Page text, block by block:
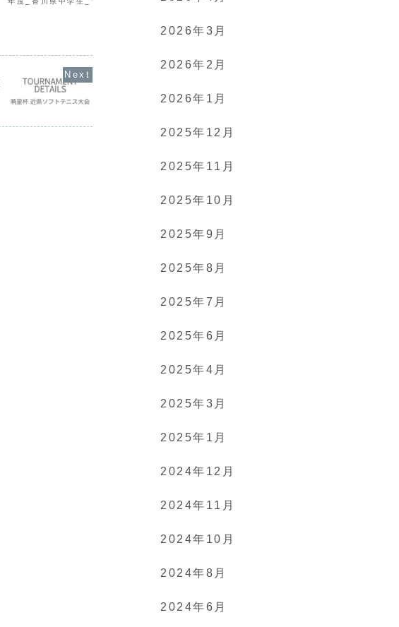
2026年3月
2026年2月
2026年1月
2025年12月
2025年11月
2025年10月
2025年9月
2025年8月
2025年7月
2025年6月
2025年4月
2025年3月
2025年1月
2024年12月
2024年11月
2024年10月
2024年8月
2024年6月